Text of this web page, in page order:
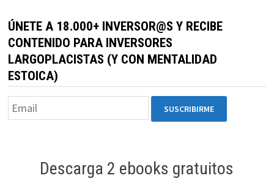
ÚNETE A 18.000+ INVERSOR@S Y RECIBE
CONTENIDO PARA INVERSORES
LARGOPLACISTAS (Y CON MENTALIDAD
ESTOICA)
Descarga 2 ebooks gratuitos